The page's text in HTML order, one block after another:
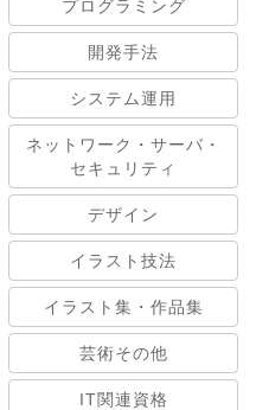
プログラミング
開発手法
システム運用
ネットワーク・サーバ・
セキュリティ
デザイン
イラスト技法
イラスト集・作品集
芸術その他
IT関連資格